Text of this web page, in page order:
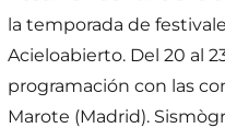
la temporada de
Acieloabierto. Del 20 al
programación con las
Marote (Madrid).